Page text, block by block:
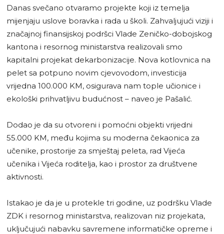
Danas svečano otvaramo projekte koji iz temelja
mijenjaju uslove boravka i rada u školi. Zahvaljujući viziji i
značajnoj finansijskoj podršci Vlade Zeničko-dobojskog
kantona i resornog ministarstva realizovali smo
kapitalni projekat dekarbonizacije. Nova kotlovnica na
pelet sa potpuno novim cjevovodom, investicija
vrijedna 100.000 KM, osigurava nam tople učionice i
ekološki prihvatljivu budućnost – naveo je Pašalić.
Dodao je da su otvoreni i pomoćni objekti vrijedni
55.000 KM, među kojima su moderna čekaonica za
učenike, prostorije za smještaj peleta, rad Vijeća
učenika i Vijeća roditelja, kao i prostor za društvene
aktivnosti.
Istakao je da je u protekle tri godine, uz podršku Vlade
ZDK i resornog ministarstva, realizovan niz projekata,
uključujući nabavku savremene informatičke opreme i